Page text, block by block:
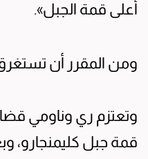
أعلى قمة الجبل».
ومن المقرر أن تستغرق
وتعتزم ري وناومي
قمة جبل كليمنجارو،